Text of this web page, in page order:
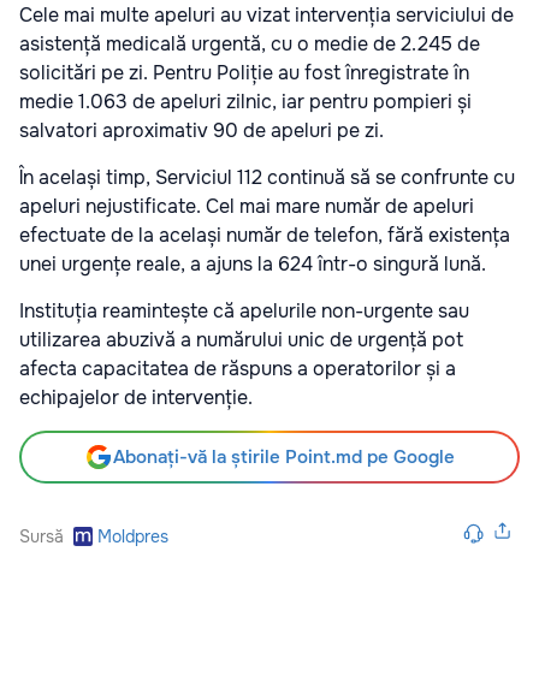
Cele mai multe apeluri au vizat intervenția serviciului de
asistență medicală urgentă, cu o medie de 2.245 de
solicitări pe zi. Pentru Poliție au fost înregistrate în
medie 1.063 de apeluri zilnic, iar pentru pompieri și
salvatori aproximativ 90 de apeluri pe zi.
În același timp, Serviciul 112 continuă să se confrunte cu
apeluri nejustificate. Cel mai mare număr de apeluri
efectuate de la același număr de telefon, fără existența
unei urgențe reale, a ajuns la 624 într-o singură lună.
Instituția reamintește că apelurile non-urgente sau
utilizarea abuzivă a numărului unic de urgență pot
afecta capacitatea de răspuns a operatorilor și a
echipajelor de intervenție.
Abonați-vă la știrile Point.md pe Google
Sursă Moldpres